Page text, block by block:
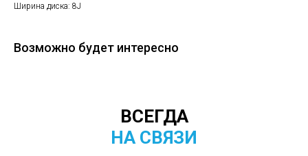
Ширина диска: 8J
Возможно будет интересно
ВСЕГДА
НА СВЯЗИ